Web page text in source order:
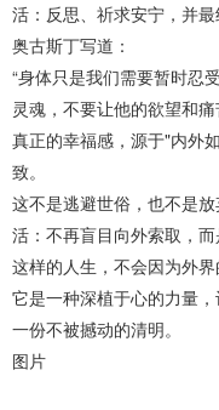
活：反思、祈求安宁，并最
奥古斯丁写道：
“身体只是我们需要暂时忍
灵魂，不要让他的欲望和
真正的幸福感，源于"内
致。
这不是逃避世俗，也不是
活：不再盲目向外索取，而
这样的人生，不会因为外界
它是一种深植于心的力量
一份不被撼动的清明。
图片